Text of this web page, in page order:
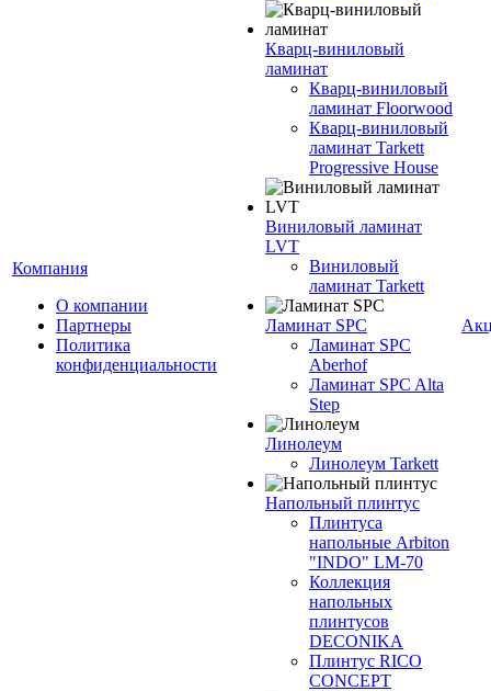
Компания
О компании
Партнеры
Политика
конфиденциальности
Кварц-виниловый
ламинат
Кварц-виниловый
ламинат Floorwood
Кварц-виниловый
ламинат Tarkett
Progressive House
Виниловый ламинат
LVT
Виниловый
ламинат Tarkett
Ламинат SPC
Ламинат SPC
Aberhof
Ламинат SPC Alta
Step
Линолеум
Линолеум Tarkett
Напольный плинтус
Плинтуса
напольные Arbiton
"INDO" LM-70
Коллекция
напольных
плинтусов
DECONIKA
Плинтус RICO
CONCEPT